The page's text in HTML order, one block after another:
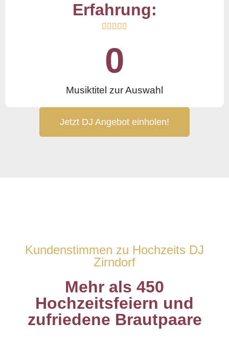
Erfahrung:
    
Musiktitel zur Auswahl
0
Jetzt DJ Angebot einholen!
Kundenstimmen zu Hochzeits DJ
Zirndorf
Mehr als 450
Hochzeitsfeiern und
zufriedene Brautpaare